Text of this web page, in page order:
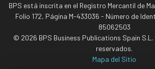
BPS está inscrita en el Registro Mercantil de
Folio 172, Página M-433036 - Número de
85062503
© 2026 BPS Business Publications Spain
reservados.
Mapa del Sitio